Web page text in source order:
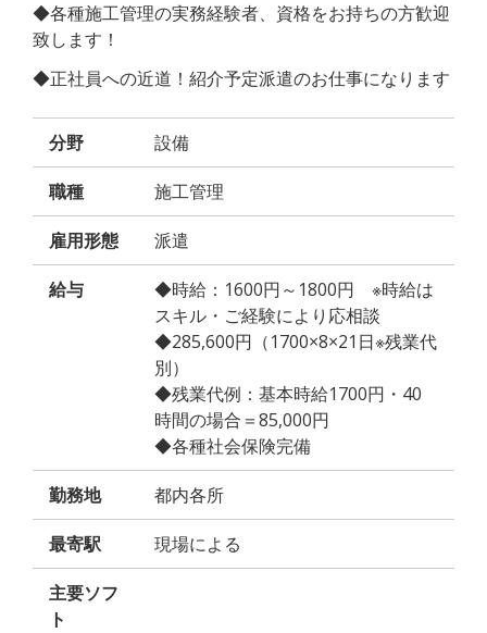
◆各種施工管理の実務経験者、資格をお持ちの方歓迎
致します！
◆正社員への近道！紹介予定派遣のお仕事になります
分野 設備
職種 施工管理
雇用形態 派遣
給与
◆時給：1600円～1800円 ※時給は
スキル・ご経験により応相談
◆285,600円（1700×8×21日※残業代
別）
◆残業代例：基本時給1700円・40
時間の場合＝85,000円
◆各種社会保険完備
勤務地 都内各所
最寄駅 現場による
主要ソフ
ト